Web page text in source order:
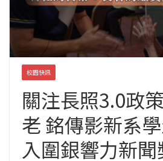
校園快訊
關注長照3.0政
老 銘傳影新系
入圍銀響力新聞